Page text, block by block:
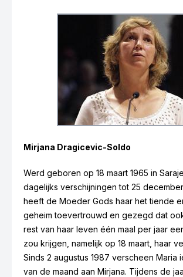
Marija Pavlovic-Lunetti
Mirjana Dragicevic-Soldo
Werd geboren op 18 maart 1965 in
dagelijks verschijningen tot 25
heeft de Moeder Gods haar het tiende
geheim toevertrouwd en gezegd dat
rest van haar leven één maal per jaar
zou krijgen, namelijk op 18 maart, haar
Sinds 2 augustus 1987 verscheen Maria
van de maand aan Mirjana. Tijdens de